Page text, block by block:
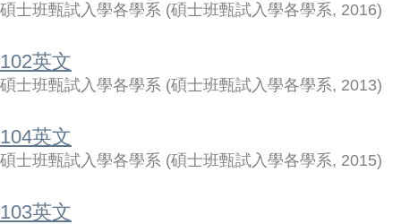
碩士班甄試入學各學系 (碩士班甄試入學各學系, 2016)
102英文
碩士班甄試入學各學系 (碩士班甄試入學各學系, 2013)
104英文
碩士班甄試入學各學系 (碩士班甄試入學各學系, 2015)
103英文